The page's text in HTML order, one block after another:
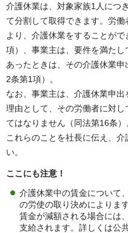
介護休業は、対象家族1人につ
て分割して取得できます。労
より、介護休業をすることが
項）、事業主は、要件を満た
あったときは、その介護休業
2条第1項）。
なお、事業主は、介護休業申
理由として、その労働者に対
てはなりません（同法第16条）
これらのことを社長に伝え、
い。
ここにも注意！
介護休業中の賃金について
の労使の取り決めによりま
賃金が減額される場合には
支給されます。詳しくは公